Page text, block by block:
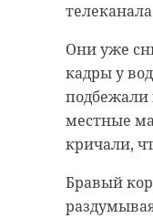
Они уже
кадры у
подбежали
местные
кричали,
Бравый